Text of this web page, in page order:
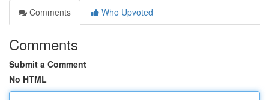
Comments
Who Upvoted
Comments
Submit a Comment
No HTML